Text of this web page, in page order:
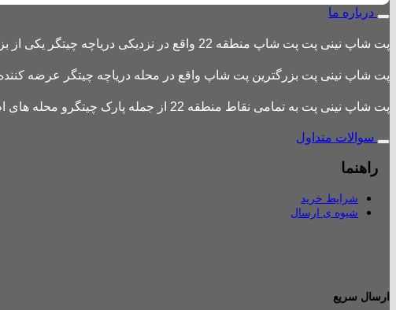
درباره ما
پت شاپ نینی پت پت شاپ منطقه 22 واقع در نزدیکی دریاچه چیتگر یکی از بزرگترین پت شاپ های منطقه 22 است
پت شاپ نینی پت بزرگترین پت شاپ واقع در محله دریاچه چیتگر عرضه کننده
پت شاپ نینی پت به تمامی نقاط منطقه 22 از جمله پارک چیتگرو محله های اطراف ،شهرک باقری، دهکده المپیک ، شهرک خرازی، بلوار کوهک، شهرک چیتگر ، دریاچه چیتگر و تمامی نقاط تهران ارسال دارد.
سوالات متداول
راهنما
شرایط خرید
شیوه ی ارسال
ارسال سریع